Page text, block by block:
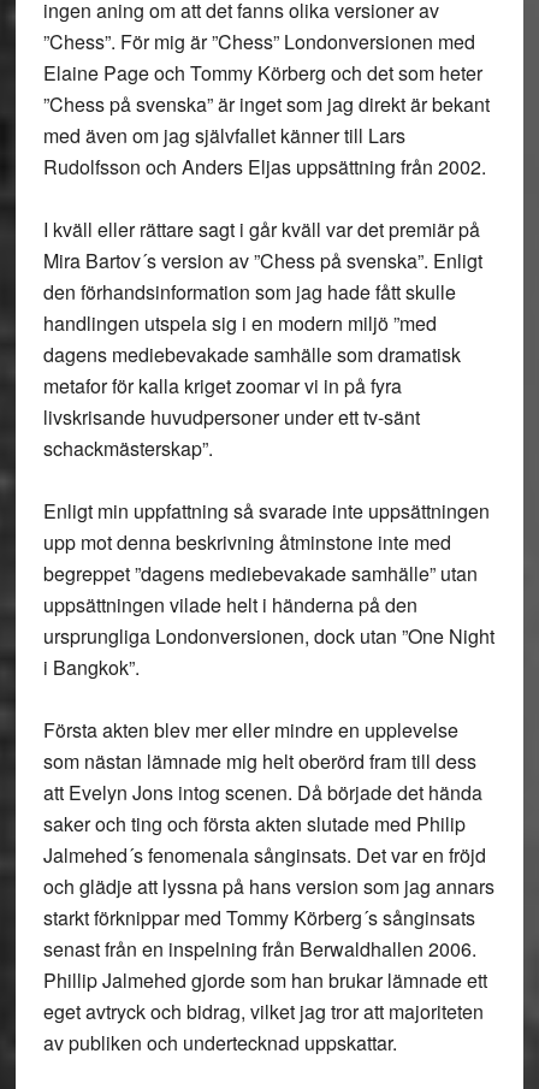
ingen aning om att det fanns olika versioner av
”Chess”. För mig är ”Chess” Londonversionen med
Elaine Page och Tommy Körberg och det som heter
”Chess på svenska” är inget som jag direkt är bekant
med även om jag självfallet känner till Lars
Rudolfsson och Anders Eljas uppsättning från 2002.
I kväll eller rättare sagt i går kväll var det premiär på
Mira Bartov´s version av ”Chess på svenska”. Enligt
den förhandsinformation som jag hade fått skulle
handlingen utspela sig i en modern miljö ”med
dagens mediebevakade samhälle som dramatisk
metafor för kalla kriget zoomar vi in på fyra
livskrisande huvudpersoner under ett tv-sänt
schackmästerskap”.
Enligt min uppfattning så svarade inte uppsättningen
upp mot denna beskrivning åtminstone inte med
begreppet ”dagens mediebevakade samhälle” utan
uppsättningen vilade helt i händerna på den
ursprungliga Londonversionen, dock utan ”One Night
i Bangkok”.
Första akten blev mer eller mindre en upplevelse
som nästan lämnade mig helt oberörd fram till dess
att Evelyn Jons intog scenen. Då började det hända
saker och ting och första akten slutade med Philip
Jalmehed´s fenomenala sånginsats. Det var en fröjd
och glädje att lyssna på hans version som jag annars
starkt förknippar med Tommy Körberg´s sånginsats
senast från en inspelning från Berwaldhallen 2006.
Phillip Jalmehed gjorde som han brukar lämnade ett
eget avtryck och bidrag, vilket jag tror att majoriteten
av publiken och undertecknad uppskattar.